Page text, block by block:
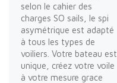
selon le cahier des
charges SO sails, le spi
asymétrique est adapté
à tous les types de
voiliers. Votre bateau est
unique, créez votre voile
à votre mesure grace